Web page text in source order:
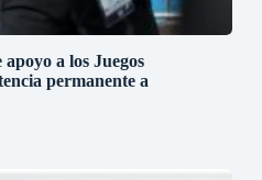
a los Juegos
permanente a